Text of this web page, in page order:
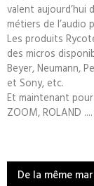
valent aujourd’hui
métiers de l’audio
Les produits
des micros
Beyer, Neumann,
et Sony, etc.
Et maintenant
ZOOM, ROLAND ....
De la même